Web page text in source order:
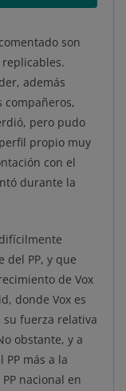
son
además
compañeros,
pero pudo
propio muy
con el
durante la
PP, y que
de Vox
donde Vox es
fuerza relativa
obstante, y a
más a la
nacional en